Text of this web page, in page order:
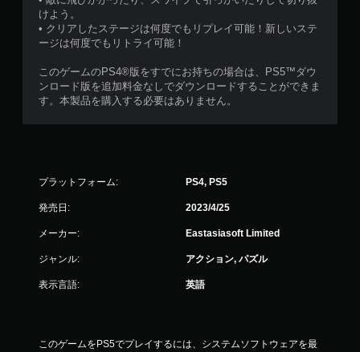
けよう。
• クリアしたステージは何度でもリプレイ可能！新しいステ
ージは何度でもリトライ可能！
このゲームのPS4®版をすでにお持ちの場合は、PS5™ダウ
ンロード版を追加料金なしでダウンロードすることができま
す。本製品を購入する必要はありません。
プラットフォーム: PS4, PS5
発売日: 2023/4/25
メーカー: Eastasiasoft Limited
ジャンル: アクション, パズル
表示言語: 英語
このゲームをPS5でプレイするには、システムソフトウェアを最